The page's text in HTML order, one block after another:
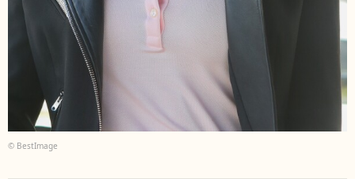
© BestImage